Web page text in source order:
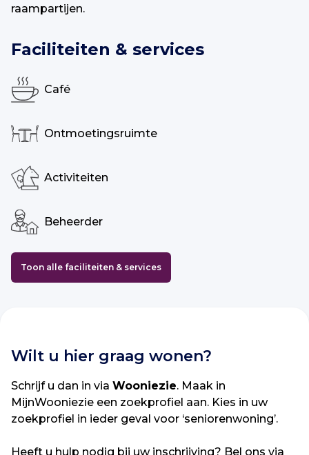
raampartijen.
Faciliteiten & services
Café
Ontmoetingsruimte
Activiteiten
Beheerder
Toon alle faciliteiten & services
Wilt u hier graag wonen?
Schrijf u dan in via Wooniezie. Maak in
MijnWooniezie een zoekprofiel aan. Kies in uw
zoekprofiel in ieder geval voor ‘seniorenwoning’.
Heeft u hulp nodig bij uw inschrijving? Bel ons via